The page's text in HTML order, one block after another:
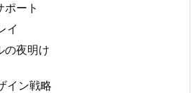
ート
イ
の夜明け
イン戦略